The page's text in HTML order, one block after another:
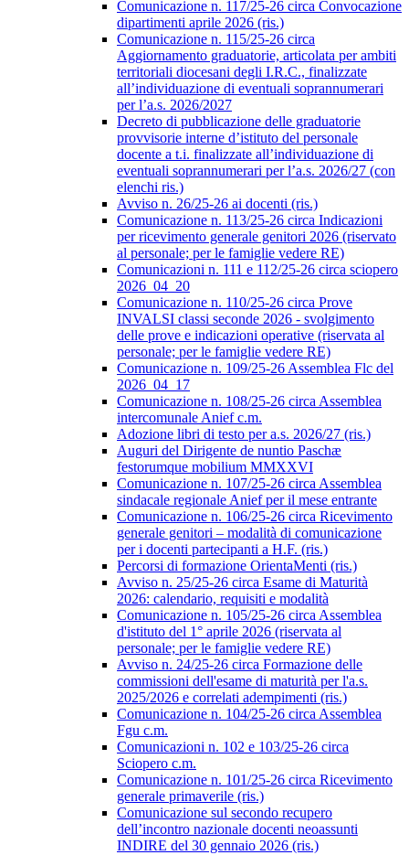
Comunicazione n. 117/25-26 circa Convocazione
dipartimenti aprile 2026 (ris.)
Comunicazione n. 115/25-26 circa
Aggiornamento graduatorie, articolata per ambiti
territoriali diocesani degli I.R.C., finalizzate
all’individuazione di eventuali soprannumerari
per l’a.s. 2026/2027
Decreto di pubblicazione delle graduatorie
provvisorie interne d’istituto del personale
docente a t.i. finalizzate all’individuazione di
eventuali soprannumerari per l’a.s. 2026/27 (con
elenchi ris.)
Avviso n. 26/25-26 ai docenti (ris.)
Comunicazione n. 113/25-26 circa Indicazioni
per ricevimento generale genitori 2026 (riservato
al personale; per le famiglie vedere RE)
Comunicazioni n. 111 e 112/25-26 circa sciopero
2026_04_20
Comunicazione n. 110/25-26 circa Prove
INVALSI classi seconde 2026 - svolgimento
delle prove e indicazioni operative (riservata al
personale; per le famiglie vedere RE)
Comunicazione n. 109/25-26 Assemblea Flc del
2026_04_17
Comunicazione n. 108/25-26 circa Assemblea
intercomunale Anief c.m.
Adozione libri di testo per a.s. 2026/27 (ris.)
Auguri del Dirigente de nuntio Paschæ
festorumque mobilium MMXXVI
Comunicazione n. 107/25-26 circa Assemblea
sindacale regionale Anief per il mese entrante
Comunicazione n. 106/25-26 circa Ricevimento
generale genitori – modalità di comunicazione
per i docenti partecipanti a H.F. (ris.)
Percorsi di formazione OrientaMenti (ris.)
Avviso n. 25/25-26 circa Esame di Maturità
2026: calendario, requisiti e modalità
Comunicazione n. 105/25-26 circa Assemblea
d'istituto del 1° aprile 2026 (riservata al
personale; per le famiglie vedere RE)
Avviso n. 24/25-26 circa Formazione delle
commissioni dell'esame di maturità per l'a.s.
2025/2026 e correlati adempimenti (ris.)
Comunicazione n. 104/25-26 circa Assemblea
Fgu c.m.
Comunicazioni n. 102 e 103/25-26 circa
Sciopero c.m.
Comunicazione n. 101/25-26 circa Ricevimento
generale primaverile (ris.)
Comunicazione sul secondo recupero
dell’incontro nazionale docenti neoassunti
INDIRE del 30 gennaio 2026 (ris.)